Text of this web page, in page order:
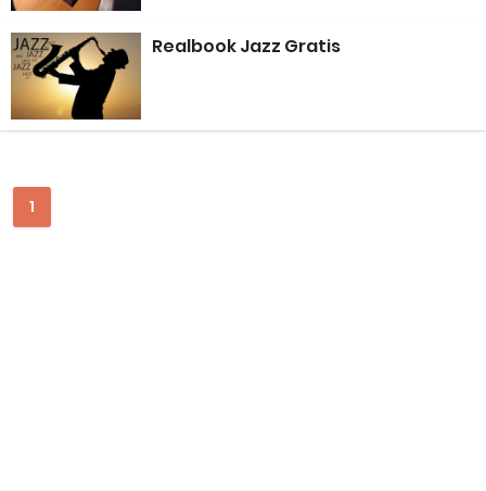
Negeri Kaya Seni Tapi Masyarakatnya Masih Bermental Impor
How to Buy FL Studio Original Lisence (Step-by-Step Beginner
Realbook Jazz Gratis
1